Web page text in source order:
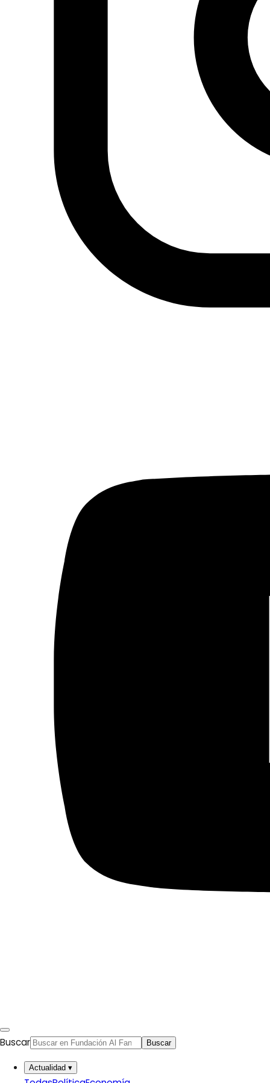
Buscar Buscar
Actualidad ▾
Mada Masr, 24/07/2018 Rana Mamduh El
Parlamento egipcio ha aprobado por una mayoría
de dos tercios hoy domingo la decisión del
presidente Abdelfattah al Sisi de prorrogar el
estado de excepción en todo el país durante otros
tres meses desde la una de la mañana del 14 de
junio 26, 2018
¿Qué va a pasar si se permite el
uso de bombas racimo en el
Sinaí?
Mada Masr, 18/02/2018 Abdelgani Sayyed El 9 de
febrero de 2018, el portavoz del ejército egipcio
publicaba en Twitter un vídeo promocional de la
operación militar Sinaí 2018 en el que aparecían
egipcio&hellip;
febrero 19, 2018